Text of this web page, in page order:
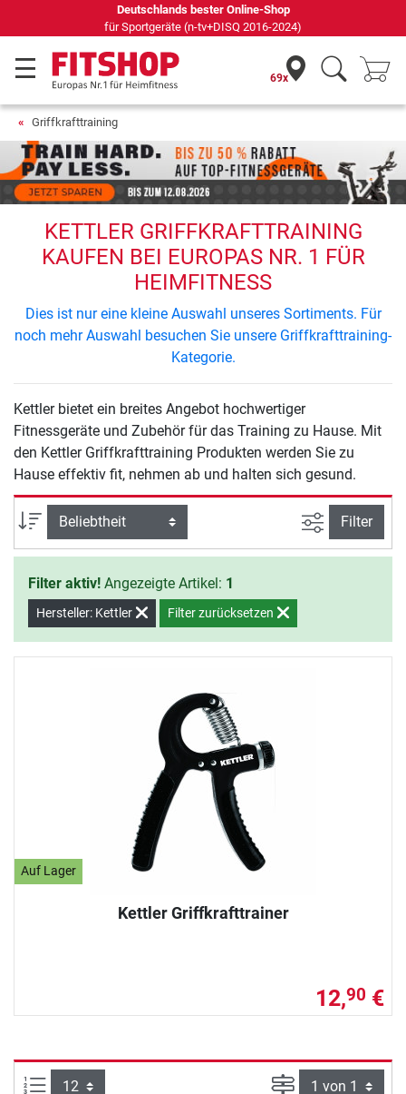
Deutschlands bester Online-Shop
für Sportgeräte (n-tv+DISQ 2016-2024)
69x
Griffkrafttraining
KETTLER GRIFFKRAFTTRAINING
KAUFEN BEI EUROPAS NR. 1 FÜR
HEIMFITNESS
Dies ist nur eine kleine Auswahl unseres Sortiments. Für
noch mehr Auswahl besuchen Sie unsere Griffkrafttraining-
Kategorie.
Kettler bietet ein breites Angebot hochwertiger
Fitnessgeräte und Zubehör für das Training zu Hause. Mit
den Kettler Griffkrafttraining Produkten werden Sie zu
Hause effektiv fit, nehmen ab und halten sich gesund.
Sortierung Ansicht
Filter
Filter aktiv! Angezeigte Artikel: 1
Hersteller: Kettler Filter zurücksetzen
Auf Lager
Kettler Griffkrafttrainer
12,90 €
Artikel pro Seite: Seite